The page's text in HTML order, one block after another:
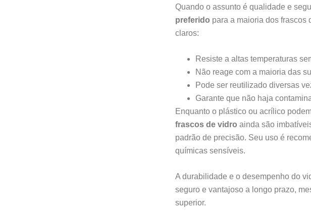
Quando o assunto é qualidade e
preferido para a maioria dos frascos
claros:
Resiste a altas temperaturas
Não reage com a maioria das
Pode ser reutilizado diversas
Garante que não haja
Enquanto o plástico ou acrílico
frascos de vidro ainda são
padrão de precisão. Seu uso é
químicas sensíveis.
A durabilidade e o desempenho do
seguro e vantajoso a longo prazo,
superior.